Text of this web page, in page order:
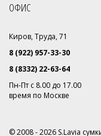
ОФИС
Киров, Труда, 71
8 (922) 957-33-30
8 (8332) 22-63-64
Пн-Пт с 8.00 до 17.00
время по Москве
© 2008 - 2026 S.Lavia